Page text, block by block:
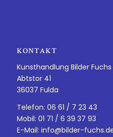
KONTAKT
Kunsthandlung Bilder
Abtstor 41
36037 Fulda
Telefon: 06 61 / 7 23 43
Mobil: 01 71 / 6 39 37 93
E-Mail: info@bilder-